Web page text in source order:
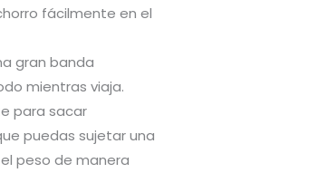
fácilmente en el
gran banda
mientras viaja.
para sacar
puedas sujetar una
peso de manera